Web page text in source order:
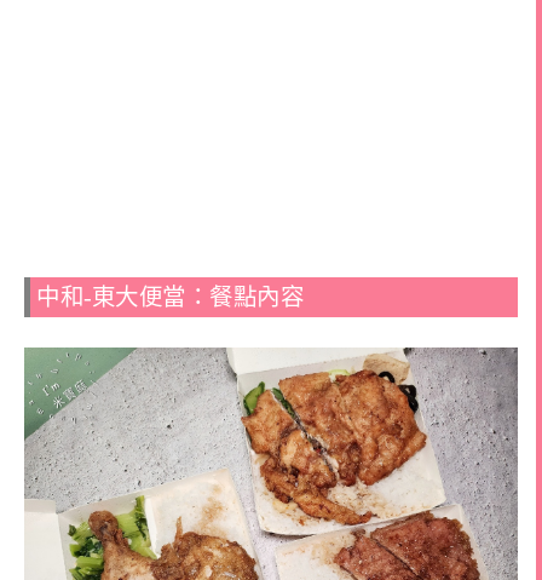
中和-東大便當：餐點內容